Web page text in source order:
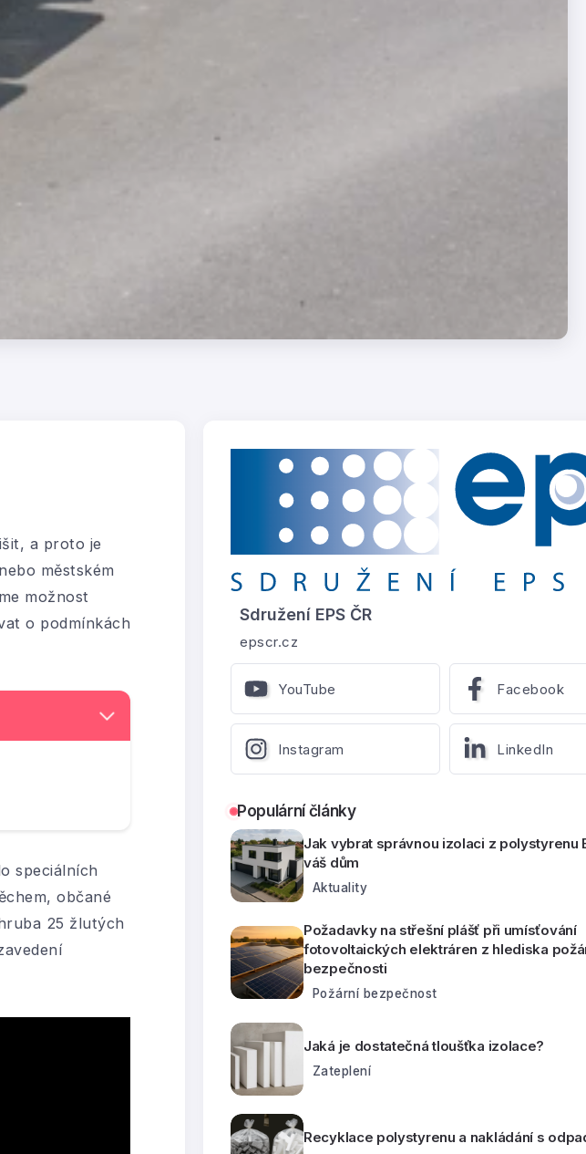
a proto je
městském
možnost
o podmínkách
speciálních
občané
25 žlutých
Sdružení EPS ČR
epscr.cz
YouTube Facebook
Instagram LinkedIn
Populární články
Jak vybrat správnou izolaci z polystyrenu
váš dům
Aktuality
Požadavky na střešní plášť při umísťování
fotovoltaických elektráren z hlediska
bezpečnosti
Požární bezpečnost
Jaká je dostatečná tloušťka izolace?
Zateplení
Recyklace polystyrenu a nakládání s